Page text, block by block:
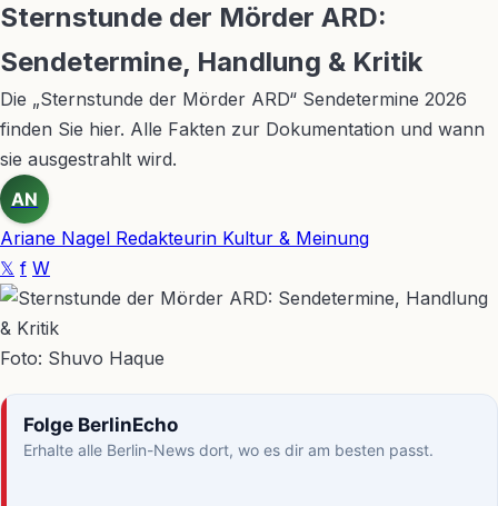
Sternstunde der Mörder ARD:
Sendetermine, Handlung & Kritik
Die „Sternstunde der Mörder ARD“ Sendetermine 2026
finden Sie hier. Alle Fakten zur Dokumentation und wann
sie ausgestrahlt wird.
AN
Ariane Nagel Redakteurin Kultur & Meinung
𝕏 f W
Foto: Shuvo Haque
Folge BerlinEcho
Erhalte alle Berlin-News dort, wo es dir am besten passt.